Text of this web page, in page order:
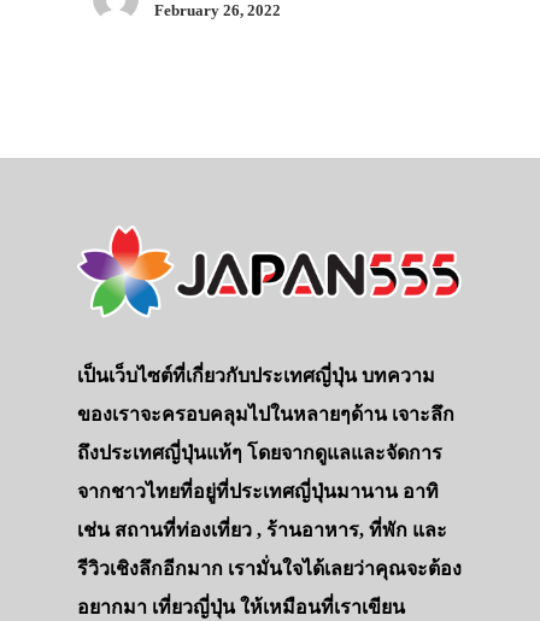
February 26, 2022
เป็นเว็บไซต์ที่เกี่ยวกับประเทศญี่ปุ่น บทความ
ของเราจะครอบคลุมไปในหลายๆด้าน เจาะลึก
ถึงประเทศญี่ปุ่นแท้ๆ โดยจากดูแลและจัดการ
จากชาวไทยที่อยู่ที่ประเทศญี่ปุ่นมานาน อาทิ
เช่น สถานที่ท่องเที่ยว , ร้านอาหาร, ที่พัก และ
รีวิวเชิงลึกอีกมาก เรามั่นใจได้เลยว่าคุณจะต้อง
อยากมา เที่ยวญี่ปุ่น ให้เหมือนที่เราเขียน
เที่ยวญี่ปุ่นด้ว
เอง
รถบัส
เดินทาง
ทัวร์
ที่พัก